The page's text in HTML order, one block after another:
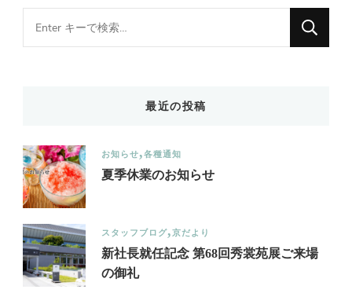
for
最近の投稿
お知らせ 各種通知
夏季休業のお知らせ
スタッフブログ 京だより
新社長就任記念 第68回秀裳苑展ご来場
の御礼